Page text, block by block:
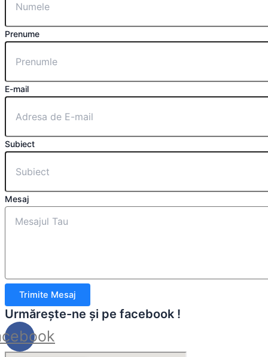
Prenume
E-mail
Subiect
Mesaj
Trimite Mesaj
Urmărește-ne și pe facebook !